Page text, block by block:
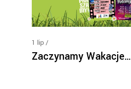
1 lip
Zaczynamy Wakacje…